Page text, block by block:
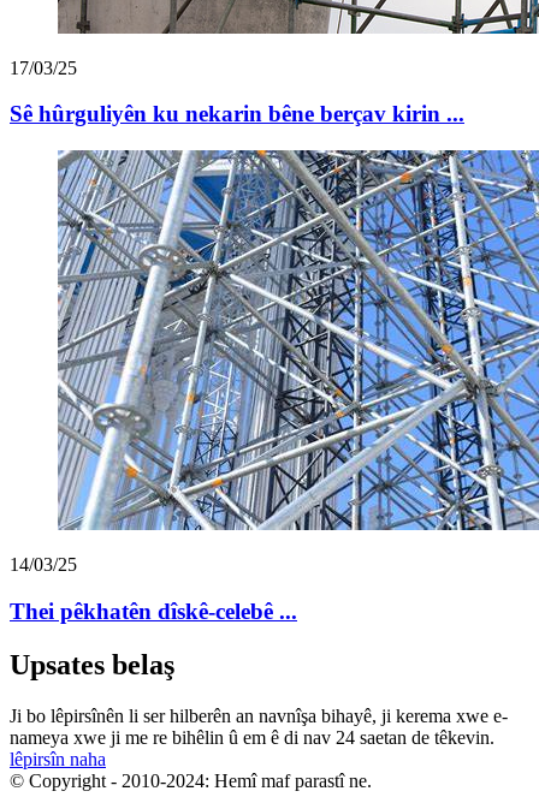
17/03/25
Sê hûrguliyên ku nekarin bêne berçav kirin ...
14/03/25
Thei pêkhatên dîskê-celebê ...
Upsates belaş
Ji bo lêpirsînên li ser hilberên an navnîşa bihayê, ji kerema xwe e-
nameya xwe ji me re bihêlin û em ê di nav 24 saetan de têkevin.
lêpirsîn naha
© Copyright - 2010-2024: Hemî maf parastî ne.